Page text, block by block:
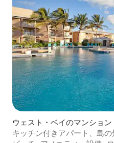
ウェスト・ベイのマンション
キッチン付きアパート、島